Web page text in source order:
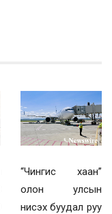
“Чингис хаан”
олон улсын
нисэх буудал руу